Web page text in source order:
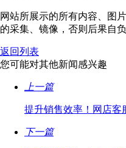
网站所展示的所有内容、图
的采集、镜像，否则后果自负
返回列表
您可能对其他新闻感兴趣
上一篇
提升销售效率！网店客
下一篇